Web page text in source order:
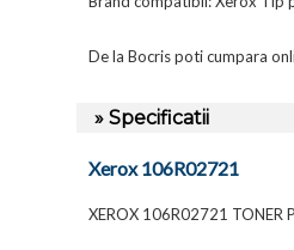
De la Bocris poti cumpara
» Specificatii
Xerox 106R02721
XEROX 106R02721